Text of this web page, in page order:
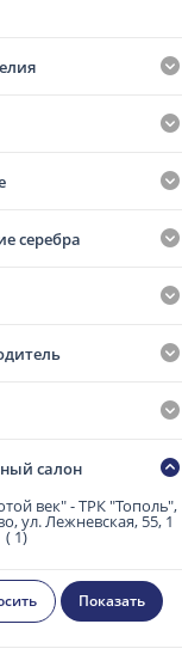
серебра
салон
век" - ТРК "Тополь",
ул. Лежневская, 55, 1
( 1)
Показать